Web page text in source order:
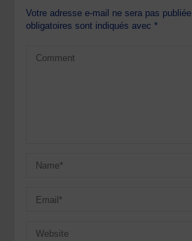
Votre adresse e-mail ne sera pas publiée.
obligatoires sont indiqués avec*